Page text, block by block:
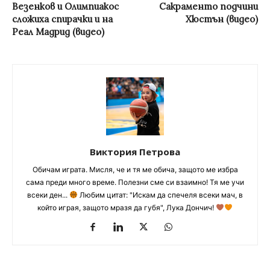
Везенков и Олимпиакос
сложиха спирачки и на
Реал Мадрид (видео)
Сакраменто подчини
Хюстън (видео)
Виктория Петрова
Обичам играта. Мисля, че и тя ме обича, защото ме избра
сама преди много време. Полезни сме си взаимно! Тя ме учи
всеки ден...
Любим цитат: "Искам да спечеля всеки мач, в
който играя, защото мразя да губя", Лука Дончич!